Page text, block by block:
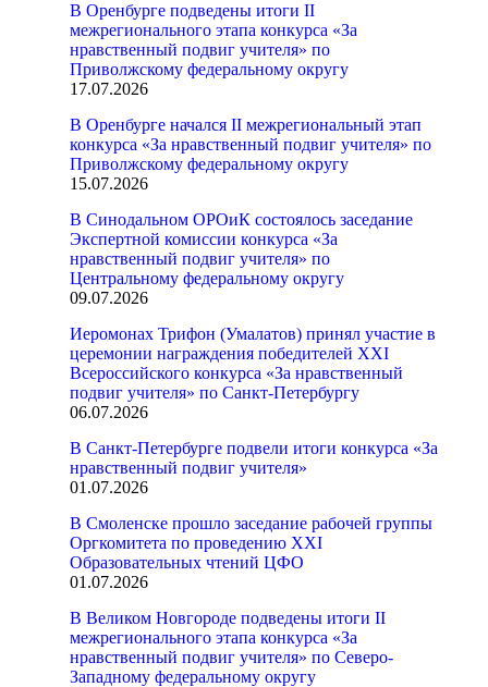
В Оренбурге подведены итоги II
межрегионального этапа конкурса «За
нравственный подвиг учителя» по
Приволжскому федеральному округу
17.07.2026
В Оренбурге начался II межрегиональный этап
конкурса «За нравственный подвиг учителя» по
Приволжскому федеральному округу
15.07.2026
В Синодальном ОРОиК состоялось заседание
Экспертной комиссии конкурса «За
нравственный подвиг учителя» по
Центральному федеральному округу
09.07.2026
Иеромонах Трифон (Умалатов) принял участие в
церемонии награждения победителей XXI
Всероссийского конкурса «За нравственный
подвиг учителя» по Санкт-Петербургу
06.07.2026
В Санкт-Петербурге подвели итоги конкурса «За
нравственный подвиг учителя»
01.07.2026
В Смоленске прошло заседание рабочей группы
Оргкомитета по проведению XXI
Образовательных чтений ЦФО
01.07.2026
В Великом Новгороде подведены итоги II
межрегионального этапа конкурса «За
нравственный подвиг учителя» по Северо-
Западному федеральному округу